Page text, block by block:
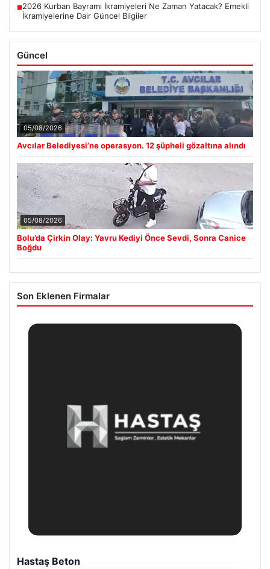
■2026 Kurban Bayramı İkramiyeleri Ne Zaman Yatacak? Emekli
İkramiyelerine Dair Güncel Bilgiler
Güncel
05/08/2026
Avcılar Belediyesi’ne operasyon. 12 şüpheli gözaltına alındı
05/08/2026
Bolu’da Çirkin Olay: Yavru Kediyi Önce Sevdi, Sonra Canice
Boğdu
Son Eklenen Firmalar
Hastaş Beton